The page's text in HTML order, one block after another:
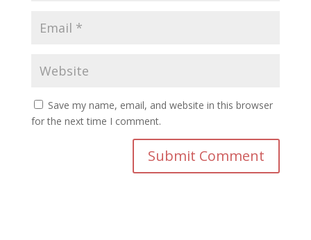
Save my name, email, and website in this browser
for the next time I comment.